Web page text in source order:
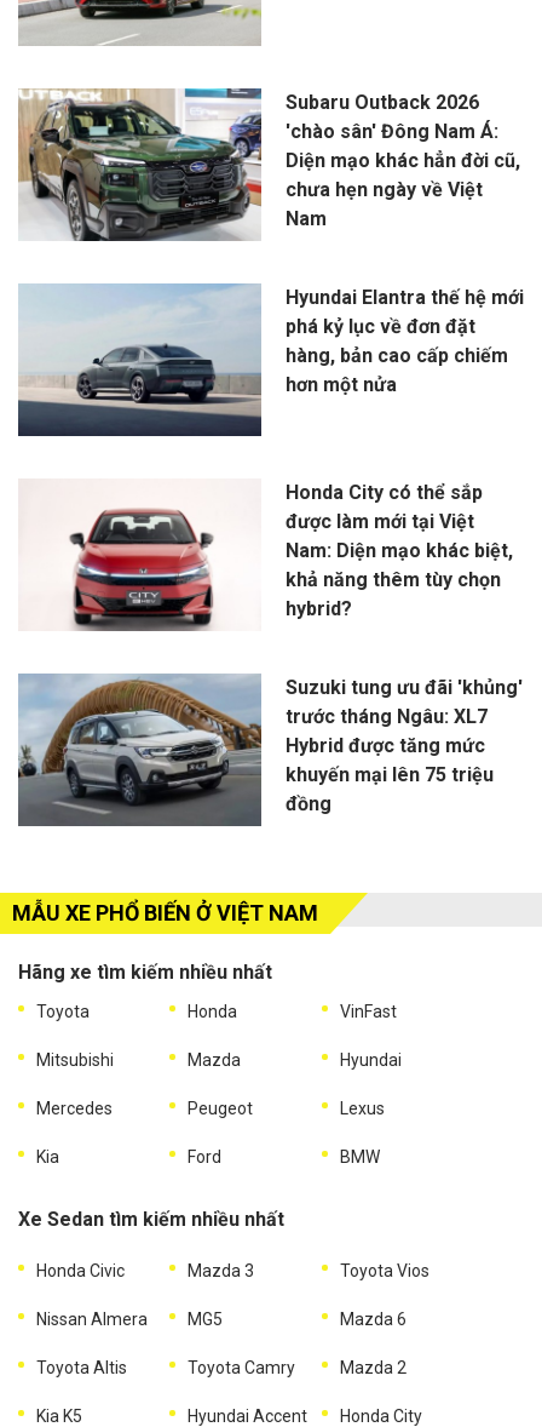
Subaru Outback 2026
'chào sân' Đông Nam Á:
Diện mạo khác hẳn đời cũ,
chưa hẹn ngày về Việt
Nam
Hyundai Elantra thế hệ mới
phá kỷ lục về đơn đặt
hàng, bản cao cấp chiếm
hơn một nửa
Honda City có thể sắp
được làm mới tại Việt
Nam: Diện mạo khác biệt,
khả năng thêm tùy chọn
hybrid?
Suzuki tung ưu đãi 'khủng'
trước tháng Ngâu: XL7
Hybrid được tăng mức
khuyến mại lên 75 triệu
đồng
MẪU XE PHỔ BIẾN Ở VIỆT NAM
Hãng xe tìm kiếm nhiều nhất
Toyota Honda VinFast
Mitsubishi Mazda Hyundai
Mercedes Peugeot Lexus
Kia Ford BMW
Xe Sedan tìm kiếm nhiều nhất
Honda Civic Mazda 3 Toyota Vios
Nissan Almera MG5 Mazda 6
Toyota Altis Toyota Camry Mazda 2
Kia K5 Hyundai Accent Honda City